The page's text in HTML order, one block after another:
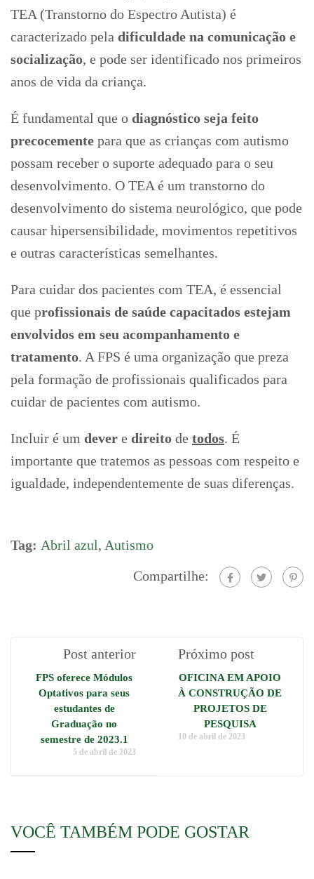
TEA (Transtorno do Espectro Autista) é
caracterizado pela dificuldade na comunicação e
socialização, e pode ser identificado nos primeiros
anos de vida da criança.
É fundamental que o diagnóstico seja feito
precocemente para que as crianças com autismo
possam receber o suporte adequado para o seu
desenvolvimento. O TEA é um transtorno do
desenvolvimento do sistema neurológico, que pode
causar hipersensibilidade, movimentos repetitivos
e outras características semelhantes.
Para cuidar dos pacientes com TEA, é essencial
que profissionais de saúde capacitados estejam
envolvidos em seu acompanhamento e
tratamento. A FPS é uma organização que preza
pela formação de profissionais qualificados para
cuidar de pacientes com autismo.
Incluir é um dever e direito de todos. É
importante que tratemos as pessoas com respeito e
igualdade, independentemente de suas diferenças.
Tag: Abril azul, Autismo
Compartilhe:
Post anterior
FPS oferece Módulos
Optativos para seus
estudantes de
Graduação no
semestre de 2023.1
5 de abril de 2023
Próximo post
OFICINA EM APOIO
À CONSTRUÇÃO DE
PROJETOS DE
PESQUISA
10 de abril de 2023
VOCÊ TAMBÉM PODE GOSTAR